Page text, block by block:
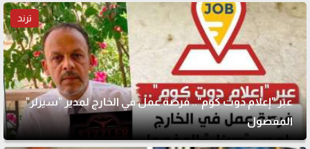
ترند
عبر "إعلام دوت كوم".. فرصة عمل في الخارج لمدير "سيزلر"
المفصول